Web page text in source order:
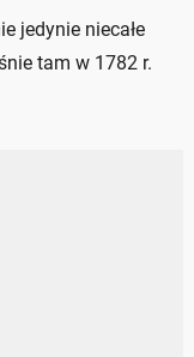
jedynie niecałe
tam w 1782 r.